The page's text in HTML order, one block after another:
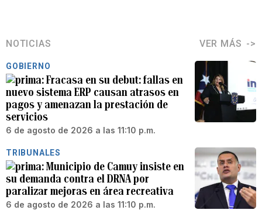
NOTICIAS VER MÁS
GOBIERNO
Fracasa en su debut: fallas en
nuevo sistema ERP causan atrasos en
pagos y amenazan la prestación de
servicios
6 de agosto de 2026 a las 11:10 p.m.
TRIBUNALES
Municipio de Camuy insiste en
su demanda contra el DRNA por
paralizar mejoras en área recreativa
6 de agosto de 2026 a las 11:10 p.m.